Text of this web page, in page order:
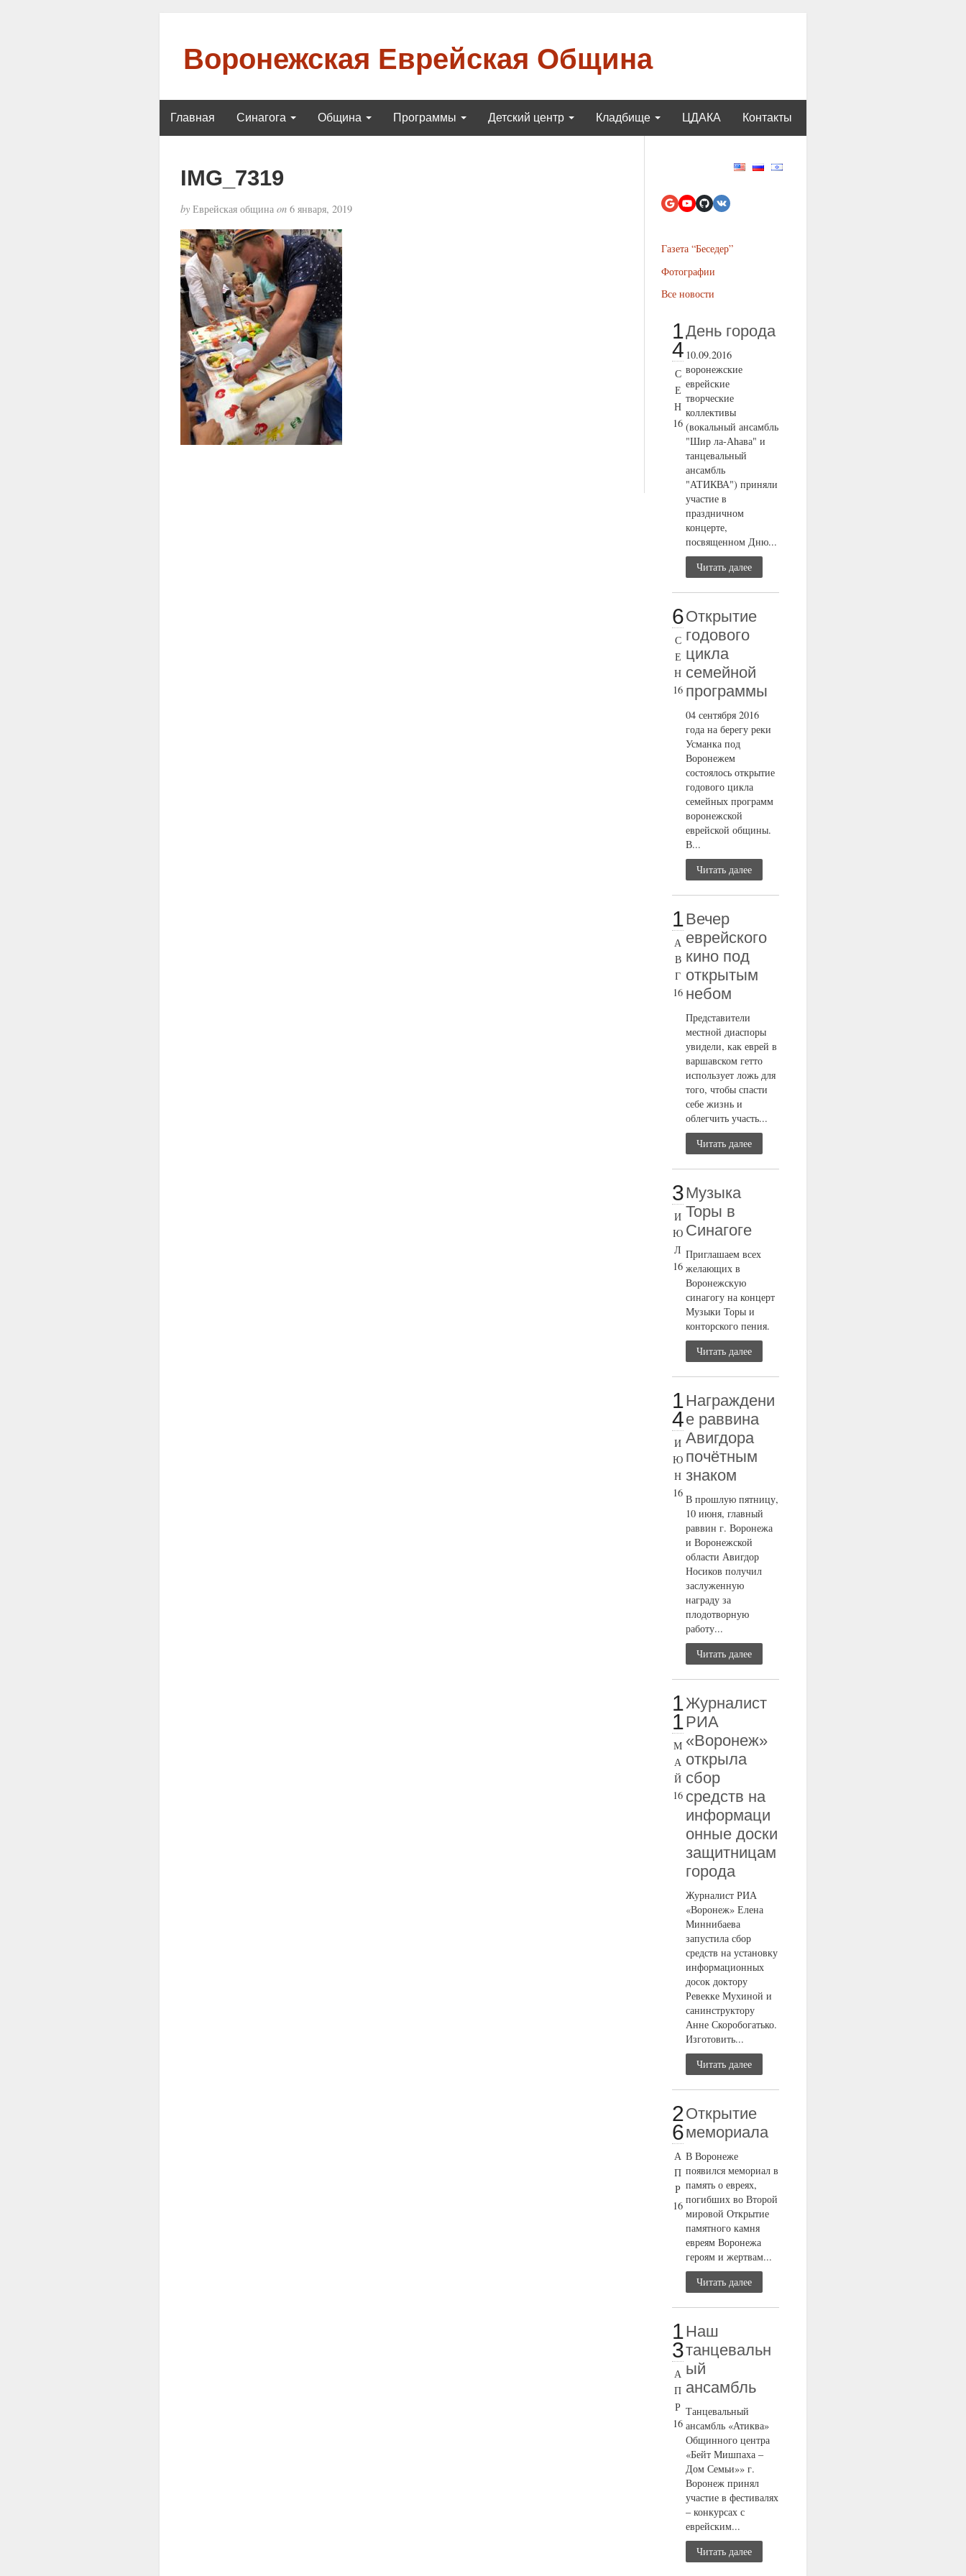
Воронежская Еврейская Община
Главная Синагога Община Программы Детский центр Кладбище ЦДАКА Контакты
IMG_7319
byЕврейская община on6 января, 2019
Газета “Беседер”
Фотографии
Все новости
1
4
С
Е
Н
16
День города
10.09.2016
воронежские
еврейские
творческие
коллективы
(вокальный ансамбль
"Шир ла-Аhава" и
танцевальный
ансамбль
"АТИКВА") приняли
участие в
праздничном
концерте,
посвященном Дню...
Читать далее
6
С
Е
Н
16
Открытие
годового
цикла
семейной
программы
04 сентября 2016
года на берегу реки
Усманка под
Воронежем
состоялось открытие
годового цикла
семейных программ
воронежской
еврейской общины.
В...
Читать далее
1
А
В
Г
16
Вечер
еврейского
кино под
открытым
небом
Представители
местной диаспоры
увидели, как еврей в
варшавском гетто
использует ложь для
того, чтобы спасти
себе жизнь и
облегчить участь...
Читать далее
3
И
Ю
Л
16
Музыка
Торы в
Синагоге
Приглашаем всех
желающих в
Воронежскую
синагогу на концерт
Музыки Торы и
конторского пения.
Читать далее
1
4
И
Ю
Н
16
Награждени
е раввина
Авигдора
почётным
знаком
В прошлую пятницу,
10 июня, главный
раввин г. Воронежа
и Воронежской
области Авигдор
Носиков получил
заслуженную
награду за
плодотворную
работу...
Читать далее
1
1
М
А
Й
16
Журналист
РИА
«Воронеж»
открыла
сбор
средств на
информаци
онные доски
защитницам
города
Журналист РИА
«Воронеж» Елена
Миннибаева
запустила сбор
средств на установку
информационных
досок доктору
Ревекке Мухиной и
санинструктору
Анне Скоробогатько.
Изготовить...
Читать далее
2
6
А
П
Р
16
Открытие
мемориала
В Воронеже
появился мемориал в
память о евреях,
погибших во Второй
мировой Открытие
памятного камня
евреям Воронежа
героям и жертвам...
Читать далее
1
3
А
П
Р
16
Наш
танцевальн
ый
ансамбль
Танцевальный
ансамбль «Атиква»
Общинного центра
«Бейт Мишпаха –
Дом Семьи»» г.
Воронеж принял
участие в фестивалях
– конкурсах с
еврейским...
Читать далее